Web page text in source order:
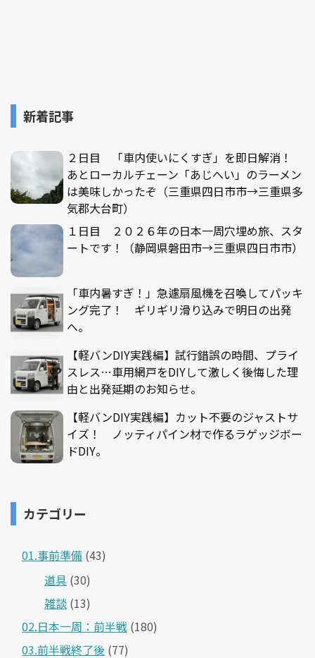
新着記事
２日目 「車内使いにくすぎ」を即日解消！
あとローカルチェーン「あじへい」のラーメン
は美味しかったぞ（三重県四日市市→三重県多
気郡大台町）
１日目 ２０２６年の日本一周穴埋め旅、スタ
ートです！（静岡県磐田市→三重県四日市市）
「車内暑すぎ！」急遽扇風機を召喚してパッキ
ング完了！ ギリギリ滑り込みで明日の出発
へ。
【軽バンDIY実践編】試行錯誤の時間、プライ
スレス…車用網戸をDIYして激しく後悔した理
由と出発延期のお知らせ。
【軽バンDIY実践編】カット不要のジャストサ
イズ！ ノッティパイン材で作るラゲッジボー
ドDIY。
カテゴリー
01.事前準備 (43)
道具 (30)
雑談 (13)
02.日本一周：前半戦 (180)
03.前半戦終了後 (77)